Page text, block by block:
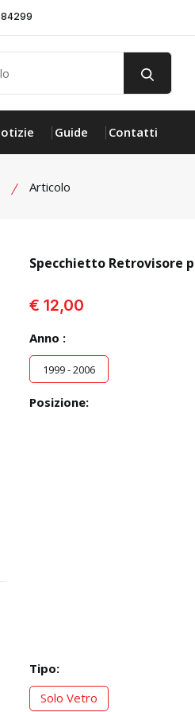
Guide Contatti
Articolo
Specchietto Retrovisore
€ 12,00
Anno :
1999 - 2006
Posizione:
Tipo:
Solo Vetro